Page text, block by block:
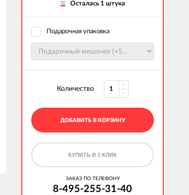
Осталась 1 штука
Подарочная упаковка
Количество
ДОБАВИТЬ В КОРЗИНУ
КУПИТЬ В 1 КЛИК
ЗАКАЗ ПО ТЕЛЕФОНУ
8-495-255-31-40